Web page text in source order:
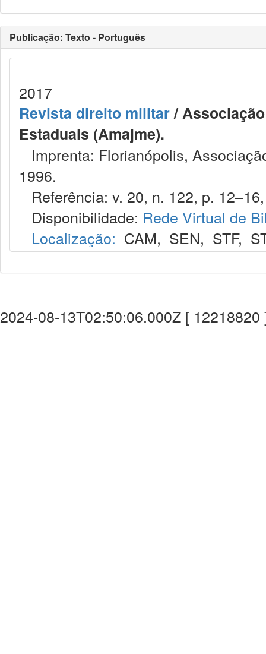
Publicação: Texto - Português
2017
Revista direito militar/
Estaduais (Amajme).
Imprenta: Florianópolis,
1996.
Referência: v. 20, n. 122, p.
Disponibilidade: Rede Virtual de
Localização: CAM, SEN, STF,
2024-08-13T02:50:06.000Z [ 12218820